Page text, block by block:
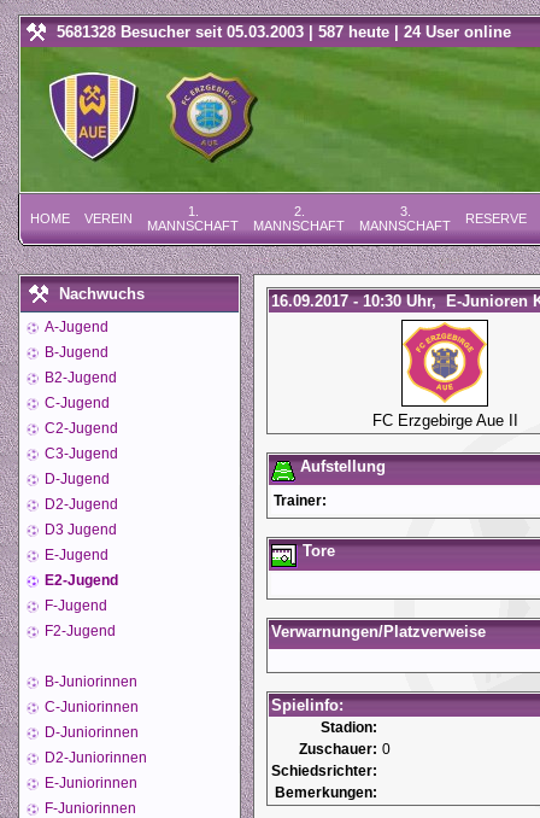
5681328 Besucher seit 05.03.2003 | 587 heute | 24 User online
HOME VEREIN
1.
MANNSCHAFT
2.
MANNSCHAFT
3.
MANNSCHAFT
RESERVE
Nachwuchs
A-Jugend
B-Jugend
B2-Jugend
C-Jugend
C2-Jugend
C3-Jugend
D-Jugend
D2-Jugend
D3 Jugend
E-Jugend
E2-Jugend
F-Jugend
F2-Jugend
B-Juniorinnen
C-Juniorinnen
D-Juniorinnen
D2-Juniorinnen
E-Juniorinnen
F-Juniorinnen
16.09.2017 - 10:30 Uhr, E-Junioren
FC Erzgebirge Aue II
Aufstellung
Trainer:
Tore
Verwarnungen/Platzverweise
Spielinfo:
Stadion:
Zuschauer: 0
Schiedsrichter:
Bemerkungen: